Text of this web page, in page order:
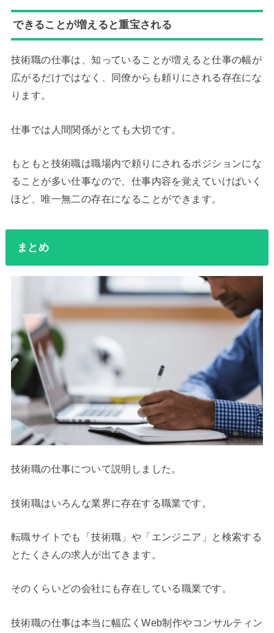
できることが増えると重宝される
技術職の仕事は、知っていることが増えると仕事の幅が
広がるだけではなく、同僚からも頼りにされる存在にな
ります。
仕事では人間関係がとても大切です。
もともと技術職は職場内で頼りにされるポジションにな
ることが多い仕事なので、仕事内容を覚えていけばいく
ほど、唯一無二の存在になることができます。
まとめ
技術職の仕事について説明しました。
技術職はいろんな業界に存在する職業です。
転職サイトでも「技術職」や「エンジニア」と検索する
とたくさんの求人が出てきます。
そのくらいどの会社にも存在している職業です。
技術職の仕事は本当に幅広くWeb制作やコンサルティン